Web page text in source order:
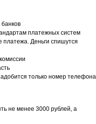
платежных систем
Деньги спишутся
только номер телефона
не менее 3000 рублей, а